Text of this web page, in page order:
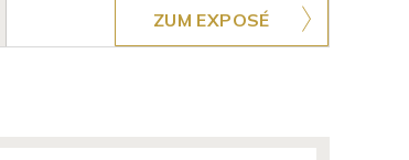
ZUM EXPOSÉ